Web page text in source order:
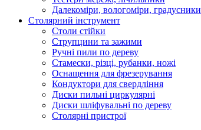
Далекоміри, вологоміри, градусники
Столярний інструмент
Столи стійки
Струпцини та зажими
Ручні пили по дереву
Стамески, різці, рубанки, ножі
Оснащення для фрезерування
Кондуктори для свердління
Диски пильні циркулярні
Диски шліфувальні по дереву
Столярні пристрої